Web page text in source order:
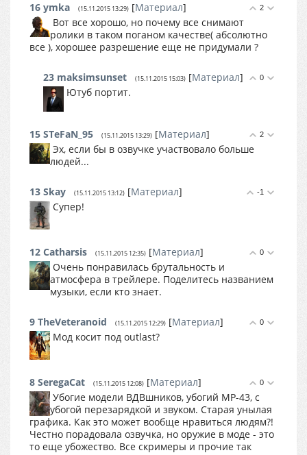
2
16 ymka (15.11.2015 13:29) [Материал]
Вот все хорошо, но почему все снимают
ролики в таком поганом качестве( абсолютно
все ), хорошее разрешение еще не придумали ?
0
23 maksimsunset (15.11.2015 15:03) [Материал]
Ютуб портит.
2
15 STeFaN_95 (15.11.2015 13:29) [Материал]
Эх, если бы в озвучке участвовало больше
людей...
-1
13 Skay (15.11.2015 13:12) [Материал]
Супер!
0
12 Catharsis (15.11.2015 12:35) [Материал]
Очень понравилась брутальность и
атмосфера в трейлере. Поделитесь названием
музыки, если кто знает.
0
9 TheVeteranoid (15.11.2015 12:29) [Материал]
Мод косит под outlast?
0
8 SeregaCat (15.11.2015 12:08) [Материал]
Убогие модели ВДВшников, убогий МР-43, с
убогой перезарядкой и звуком. Старая унылая
графика. Как это может вообще нравиться людям?!
Честно порадовала озвучка, но оружие в моде - это
то еще убожество. Все скримеры и прочие так